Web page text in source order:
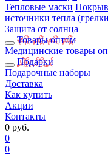
Тепловые маски
источники тепла
Защита от солнца
Товары оптом
Медицинские товары
Подарки
Подарочные наборы
Доставка
Как купить
Акции
Контакты
0 руб.
0
0